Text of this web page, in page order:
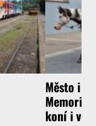
Město i
Memoriál
koní i